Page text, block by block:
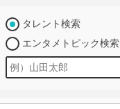
タレント検索
エンタメトピック検索